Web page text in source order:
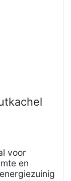
voor
en